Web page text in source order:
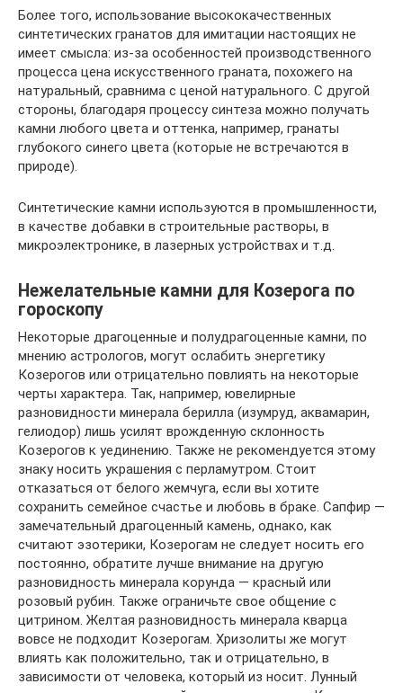
Более того, использование высококачественных
синтетических гранатов для имитации настоящих не
имеет смысла: из-за особенностей производственного
процесса цена искусственного граната, похожего на
натуральный, сравнима с ценой натурального. С другой
стороны, благодаря процессу синтеза можно получать
камни любого цвета и оттенка, например, гранаты
глубокого синего цвета (которые не встречаются в
природе).
Синтетические камни используются в промышленности,
в качестве добавки в строительные растворы, в
микроэлектронике, в лазерных устройствах и т.д.
Нежелательные камни для Козерога по
гороскопу
Некоторые драгоценные и полудрагоценные камни, по
мнению астрологов, могут ослабить энергетику
Козерогов или отрицательно повлиять на некоторые
черты характера. Так, например, ювелирные
разновидности минерала берилла (изумруд, аквамарин,
гелиодор) лишь усилят врожденную склонность
Козерогов к уединению. Также не рекомендуется этому
знаку носить украшения с перламутром. Стоит
отказаться от белого жемчуга, если вы хотите
сохранить семейное счастье и любовь в браке. Сапфир —
замечательный драгоценный камень, однако, как
считают эзотерики, Козерогам не следует носить его
постоянно, обратите лучше внимание на другую
разновидность минерала корунда — красный или
розовый рубин. Также ограничьте свое общение с
цитрином. Желтая разновидность минерала кварца
вовсе не подходит Козерогам. Хризолиты же могут
влиять как положительно, так и отрицательно, в
зависимости от человека, который из носит. Лунный